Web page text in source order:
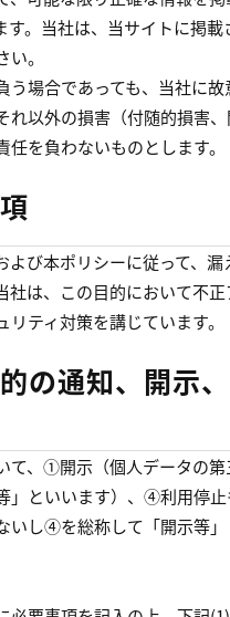
。当社は、当サイトに掲
。
う場合であっても、当社に
以外の損害（付随的損害
を負わないものとします。
び本ポリシーに従って、
は、この目的において不
ティ対策を講じています。
の通知、開示
て、①開示（個人データの
といいます）、④利用停
いし④を総称して「開示等